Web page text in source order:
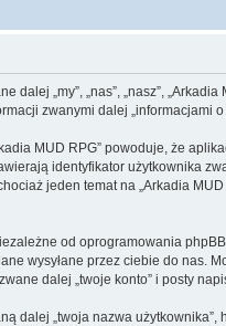
„my”, „nas”, „nasz”,
zwanymi dalej
MUD RPG” powoduje, że
identyfikator użytkownika
jeden temat na „Arkadia
od oprogramowania
wysyłane przez ciebie do nas.
dalej „twoje konto” i posty
„twoja nazwa użytkownika”,